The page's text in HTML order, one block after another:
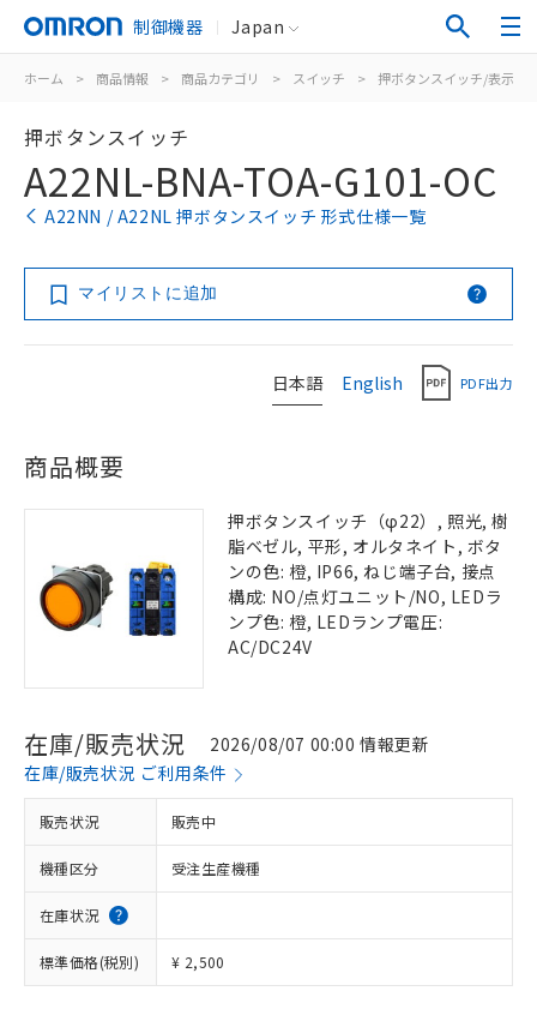
制御機器 Japan
ホーム > 商品情報 > 商品カテゴリ > スイッチ > 押ボタンスイッチ/表示灯
押ボタンスイッチ
A22NL-BNA-TOA-G101-OC
A22NN / A22NL 押ボタンスイッチ 形式仕様一覧
マイリストに追加
日本語 English PDF出力
商品概要
押ボタンスイッチ（φ22）, 照光, 樹
脂ベゼル, 平形, オルタネイト, ボタ
ンの色: 橙, IP66, ねじ端子台, 接点
構成: NO/点灯ユニット/NO, LEDラ
ンプ色: 橙, LEDランプ電圧:
AC/DC24V
在庫/販売状況
2026/08/07 00:00 情報更新
在庫/販売状況 ご利用条件
販売状況 販売中
機種区分 受注生産機種
在庫状況
標準価格(税別) ¥ 2,500